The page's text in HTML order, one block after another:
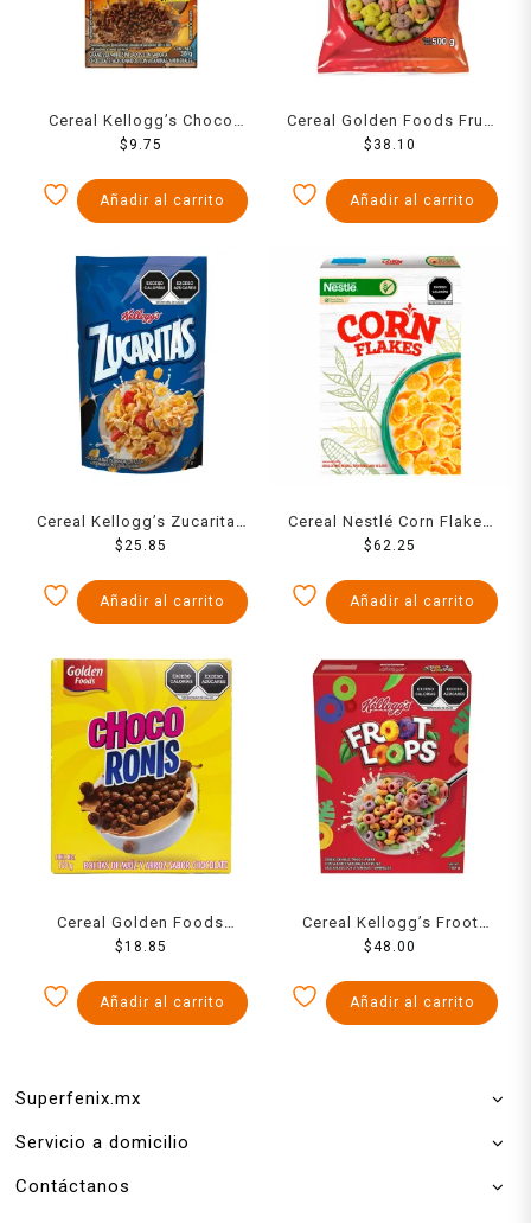
Cereal Kellogg’s Choco
Krispis sabor chocolate
$ 9.75
Añadir al carrito
Cereal Golden Foods Fruti
Rolls 500 g
$ 38.10
Añadir al carrito
Cereal Kellogg’s Zucaritas
Ekonobolsa 125 g
$25.85
Añadir al carrito
Cereal Nestlé Corn Flakes
sin Gluten 500g
$62.25
Añadir al carrito
Cereal Golden Foods
Choco Ronis 150 g
$18.85
Añadir al carrito
Cereal Kellogg’s Froot
Loops 180 g
$48.00
Añadir al carrito
Superfenix.mx
Servicio a domicilio
Contáctanos